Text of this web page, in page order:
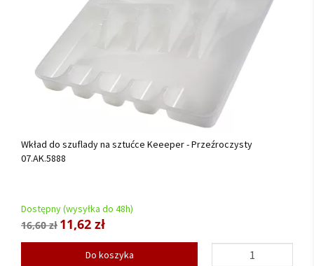
Wkład do szuflady na sztućce Keeeper - Przeźroczysty
07.AK.5888
Dostępny (wysyłka do 48h)
16,60 zł 11,62 zł
Do koszyka